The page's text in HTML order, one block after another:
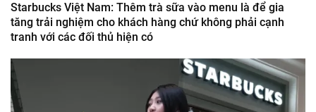
Starbucks Việt Nam: Thêm trà sữa vào menu là để gia
tăng trải nghiệm cho khách hàng chứ không phải cạnh
tranh với các đối thủ hiện có